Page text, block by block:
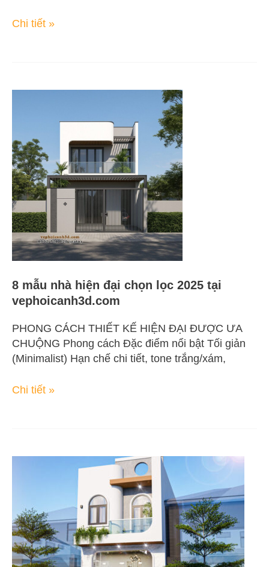
Chi tiết »
8 mẫu nhà hiện đại chọn lọc 2025 tại
vephoicanh3d.com
PHONG CÁCH THIẾT KẾ HIỆN ĐẠI ĐƯỢC ƯA
CHUỘNG Phong cách Đặc điểm nổi bật Tối giản
(Minimalist) Hạn chế chi tiết, tone trắng/xám,
hiện
đại
chọn
lọc
2025
tại
vephoicanh3d.com
Chi tiết »
mặt
tiền
nhà